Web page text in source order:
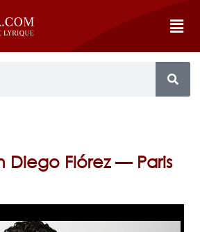
Diego Flórez — Paris